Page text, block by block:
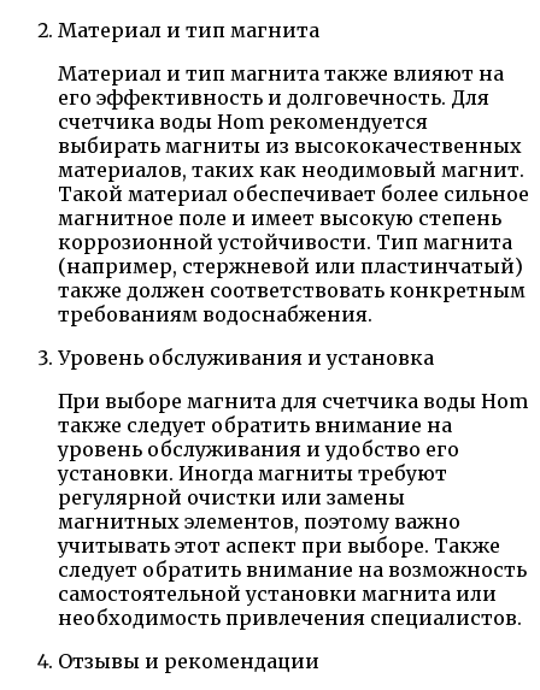
Материал и тип магнита
Материал и тип магнита также влияют на
его эффективность и долговечность. Для
счетчика воды Hom рекомендуется
выбирать магниты из высококачественных
материалов, таких как неодимовый магнит.
Такой материал обеспечивает более сильное
магнитное поле и имеет высокую степень
коррозионной устойчивости. Тип магнита
(например, стержневой или пластинчатый)
также должен соответствовать конкретным
требованиям водоснабжения.
Уровень обслуживания и установка
При выборе магнита для счетчика воды Hom
также следует обратить внимание на
уровень обслуживания и удобство его
установки. Иногда магниты требуют
регулярной очистки или замены
магнитных элементов, поэтому важно
учитывать этот аспект при выборе. Также
следует обратить внимание на возможность
самостоятельной установки магнита или
необходимость привлечения специалистов.
Отзывы и рекомендации